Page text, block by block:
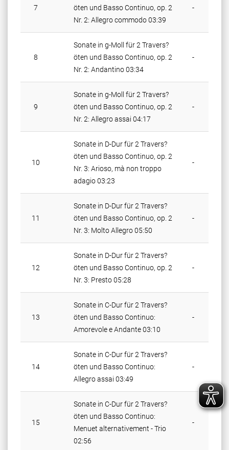
7
öten und Basso Continuo, op. 2
Nr. 2: Allegro commodo 03:39
-
8
Sonate in g-Moll für 2 Travers?
öten und Basso Continuo, op. 2
Nr. 2: Andantino 03:34
-
9
Sonate in g-Moll für 2 Travers?
öten und Basso Continuo, op. 2
Nr. 2: Allegro assai 04:17
-
10
Sonate in D-Dur für 2 Travers?
öten und Basso Continuo, op. 2
Nr. 3: Arioso, mà non troppo
adagio 03:23
-
11
Sonate in D-Dur für 2 Travers?
öten und Basso Continuo, op. 2
Nr. 3: Molto Allegro 05:50
-
12
Sonate in D-Dur für 2 Travers?
öten und Basso Continuo, op. 2
Nr. 3: Presto 05:28
-
13
Sonate in C-Dur für 2 Travers?
öten und Basso Continuo:
Amorevole e Andante 03:10
-
14
Sonate in C-Dur für 2 Travers?
öten und Basso Continuo:
Allegro assai 03:49
-
15
Sonate in C-Dur für 2 Travers?
öten und Basso Continuo:
Menuet alternativement - Trio
02:56
-